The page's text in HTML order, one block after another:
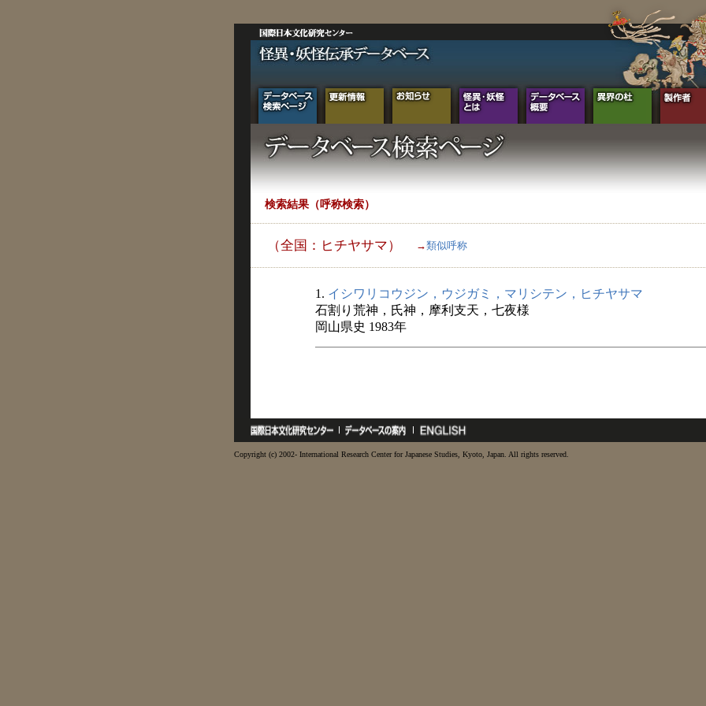
検索結果（呼称検索）
（全国：ヒチヤサマ） →類似呼称
1. イシワリコウジン，ウジガミ，マリシテン，ヒチヤサマ
石割り荒神，氏神，摩利支天，七夜様
岡山県史 1983年
Copyright (c) 2002- International Research Center for Japanese Studies, Kyoto, Japan. All rights reserved.